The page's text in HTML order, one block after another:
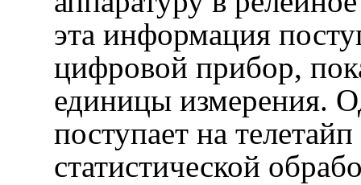
эта информация
цифровой прибор,
единицы измерения.
поступает на
статистической